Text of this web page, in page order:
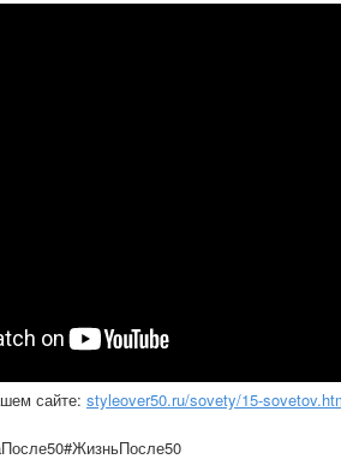
сайте: styleover50.ru/sovety/15-